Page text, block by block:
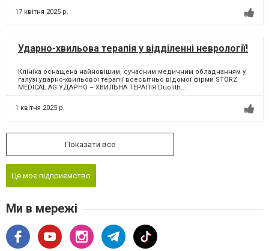
17 квітня 2025 р.
Ударно-хвильова терапія у відділенні неврології!
Клініка оснащена найновішим, сучасним медичним обладнанням у
галузі ударно-хвильової терапії всесвітньо відомої фірми STORZ
MEDICAL AG.УДАРНО – ХВИЛЬНА ТЕРАПІЯ Duolith...
1 квітня 2025 р.
Показати все
Це моє підприємство
Ми в мережі